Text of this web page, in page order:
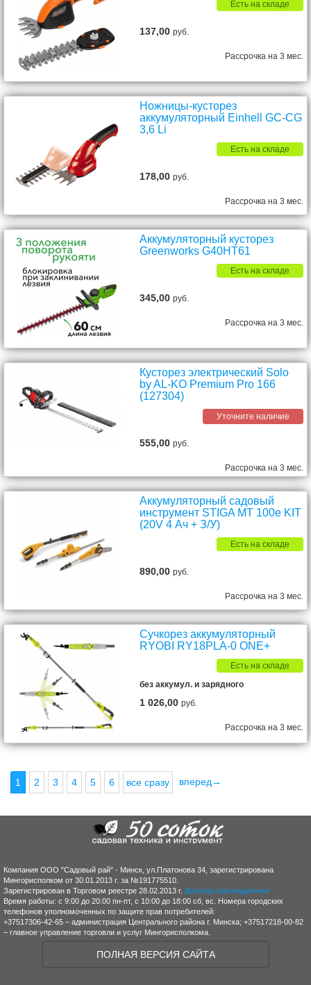
Есть на складе
137,00руб.
Рассрочка на 3 мес.
Ножницы-кусторез
аккумуляторный Einhell GС-CG
3,6 Li
Есть на складе
178,00руб.
Рассрочка на 3 мес.
Аккумуляторный кусторез
Greenworks G40HT61
Есть на складе
345,00руб.
Рассрочка на 3 мес.
Кусторез электрический Solo
by AL-KO Premium Pro 166
(127304)
Уточните наличие
555,00руб.
Рассрочка на 3 мес.
Аккумуляторный садовый
инструмент STIGA MT 100e KIT
(20V 4 Ач + З/У)
Есть на складе
890,00руб.
Рассрочка на 3 мес.
Сучкорез аккумуляторный
RYOBI RY18PLA-0 ONE+
Есть на складе
без аккумул. и зарядного
1 026,00руб.
Рассрочка на 3 мес.
1 2 3 4 5 6 все сразу вперед→
Компания ООО "Садовый рай" - Минск, ул.Платонова 34, зарегистрирована
Мингорисполком от 30.01.2013 г. за №191775510.
Зарегистрирован в Торговом реестре 28.02.2013 г. Договор присоединения
Время работы: с 9:00 до 20:00 пн-пт, с 10:00 до 18:00 сб, вс. Номера городских
телефонов уполномоченных по защите прав потребителей:
+37517306-42-65 – администрация Центрального района г. Минска; +37517218-00-82
– главное управление торговли и услуг Мингорисполкома.
ПОЛНАЯ ВЕРСИЯ САЙТА